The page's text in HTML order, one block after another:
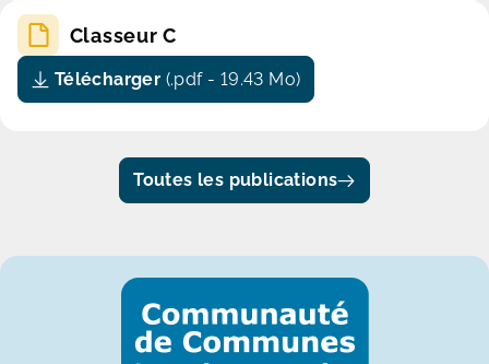
Classeur C
Télécharger (.pdf - 19.43 Mo)
Toutes les publications